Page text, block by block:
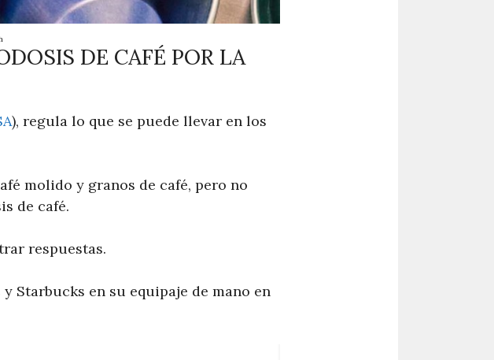
DE CAFÉ POR LA
), regula lo que se puede llevar en los
molido y granos de café, pero no
de café.
respuestas.
Starbucks en su equipaje de mano en